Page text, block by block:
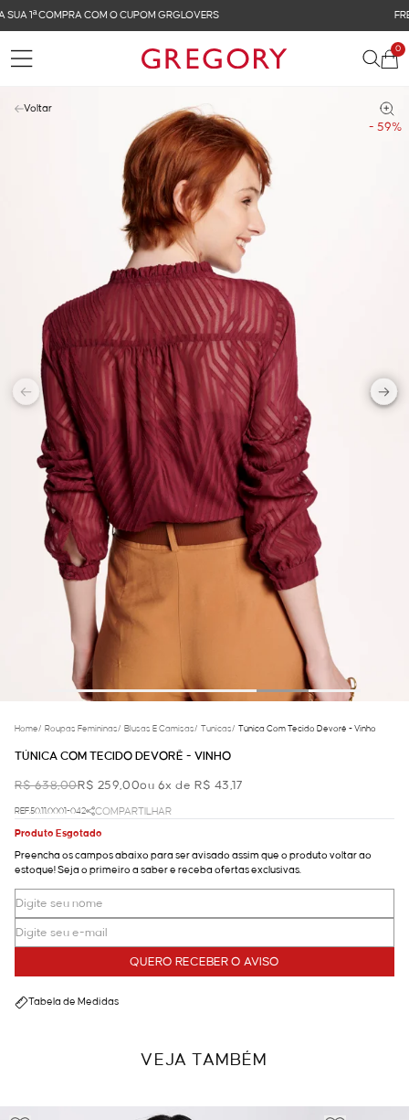
FRETE GRÁTIS NAS COMPRAS ACIMA DE R$ 899
0
- 59%
Voltar
Home/ Roupas Femininas/ Blusas E Camisas/ Tunicas/ Túnica Com Tecido Devorê - Vinho
TÚNICA COM TECIDO DEVORÊ - VINHO
R$ 638,00R$ 259,00ou 6x de R$ 43,17
REF.50.11.0001-042
COMPARTILHAR
Produto Esgotado
Preencha os campos abaixo para ser avisado assim que o produto voltar ao
estoque! Seja o primeiro a saber e receba ofertas exclusivas.
QUERO RECEBER O AVISO
Tabela de Medidas
VEJA TAMBÉM